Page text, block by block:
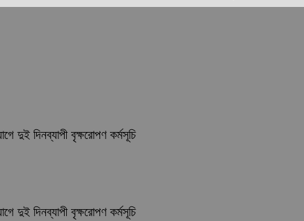
দুই দিনব্যাপী বৃক্ষরোপণ কর্মসূচি
দুই দিনব্যাপী বৃক্ষরোপণ কর্মসূচি